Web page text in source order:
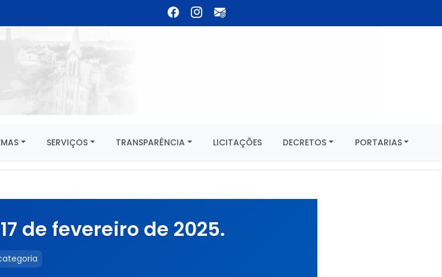
SERVIÇOS TRANSPARÊNCIA LICITAÇÕES DECRETOS PORTARIAS
17 de fevereiro de 2025.